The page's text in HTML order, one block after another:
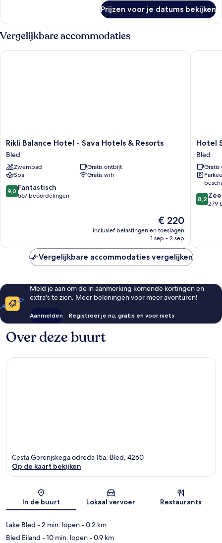
tweepersoonskamer
Prijzen voor je datums bekijken
Vergelijkbare accommodaties
Rikli
Balance
Hotel
-
Sava
Hotels
&
Rikli Balance Hotel - Sava Hotels & Resorts
Bled
Zwembad
Gratis ontbijt
Spa
Gratis wifi
9.0
van
9,0 Fantastisch
567 beoordelingen
De
prijs
is
€ 220
inclusief belastingen en toeslagen
1 sep - 2 sep
Rikli Balance Hotel - Sava Hotels & Resorts
Hotel
Savica
Garni
-
Sava
Hotels
&
Resorts
Hotel
Bled
8.2
van
8,2
279
Hotel
Vergelijkbare accommodaties vergelijken
Meld je aan om de in aanmerking komende kortingen en
extra's te zien. Meer beloningen voor meer avonturen!
Aanmelden Registreer je nu, gratis en voor niets
Over deze buurt
Kaart
Cesta Gorenjskega odreda 15a, Bled, 4260
Op de kaart bekijken
In de buurt Lokaal vervoer Restaurants
Lake Bled - 2 min. lopen- 0.2 km
Bled Eiland - 10 min. lopen- 0.9 km